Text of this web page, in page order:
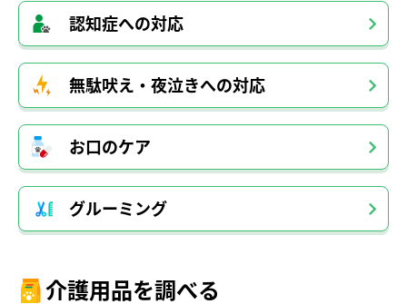
認知症への対応
無駄吠え・夜泣きへの対応
お口のケア
グルーミング
介護用品を調べる